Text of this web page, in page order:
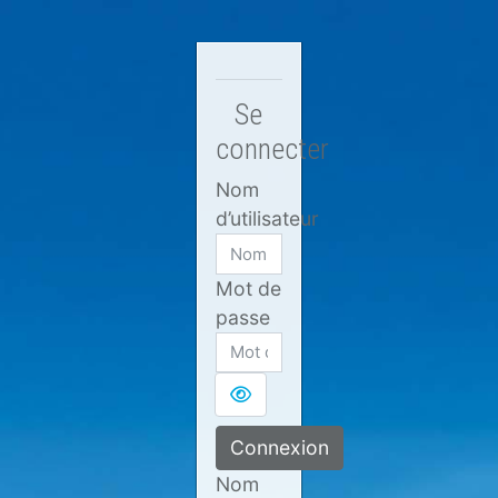
Se
connecter
Nom
d’utilisateur
Mot de
passe
Connexion
Nom